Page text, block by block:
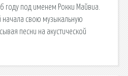
под именем Рокки Майвиа.
начала свою музыкальную
песни на акустической